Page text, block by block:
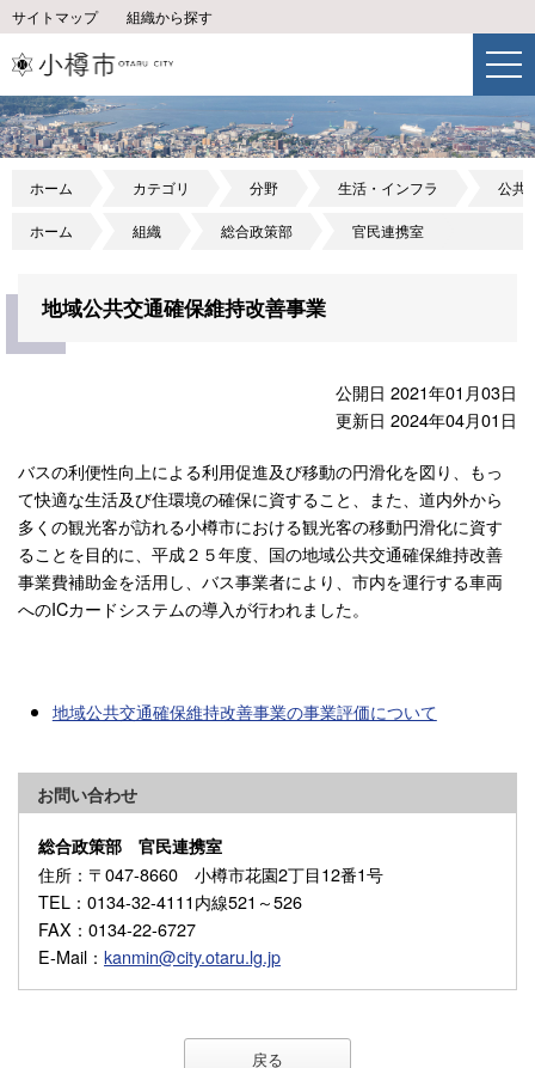
サイトマップ 組織から探す
ホーム カテゴリ 分野 生活・インフラ 公共
ホーム 組織 総合政策部 官民連携室
地域公共交通確保維持改善事業
公開日 2021年01月03日
更新日 2024年04月01日
バスの利便性向上による利用促進及び移動の円滑化を図り、もっ
て快適な生活及び住環境の確保に資すること、また、道内外から
多くの観光客が訪れる小樽市における観光客の移動円滑化に資す
ることを目的に、平成２５年度、国の地域公共交通確保維持改善
事業費補助金を活用し、バス事業者により、市内を運行する車両
へのICカードシステムの導入が行われました。
地域公共交通確保維持改善事業の事業評価について
お問い合わせ
総合政策部 官民連携室
住所 ：〒047-8660 小樽市花園2丁目12番1号
TEL ：0134-32-4111内線521～526
FAX ：0134-22-6727
E-Mail ： kanmin@city.otaru.lg.jp
戻る